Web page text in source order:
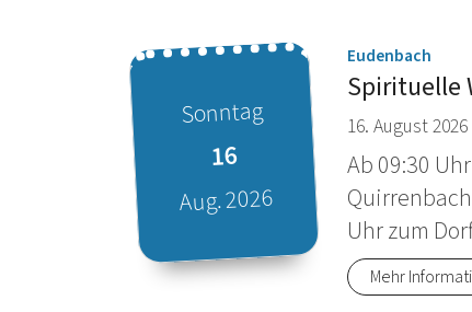
Sonntag
16
Aug. 2026
Datum: 16. August 2026
Eudenbach:
Spirituelle
16. August 2026
Ab 09:30
Uhr zum
Mehr